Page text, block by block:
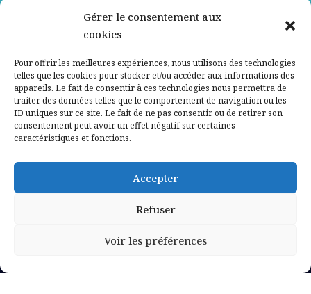
Gérer le consentement aux
cookies
Pour offrir les meilleures expériences, nous utilisons des technologies
telles que les cookies pour stocker et/ou accéder aux informations des
appareils. Le fait de consentir à ces technologies nous permettra de
traiter des données telles que le comportement de navigation ou les
ID uniques sur ce site. Le fait de ne pas consentir ou de retirer son
consentement peut avoir un effet négatif sur certaines
caractéristiques et fonctions.
Accepter
Refuser
Voir les préférences
Contactez-nous
Mentions légales
Politique de confidentialité